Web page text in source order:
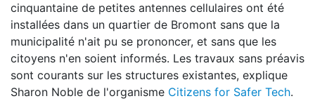
cinquantaine de petites antennes cellulaires ont été
installées dans un quartier de Bromont sans que la
municipalité n'ait pu se prononcer, et sans que les
citoyens n'en soient informés. Les travaux sans préavis
sont courants sur les structures existantes, explique
Sharon Noble de l'organisme Citizens for Safer Tech.